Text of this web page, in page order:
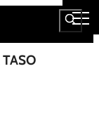
TASO